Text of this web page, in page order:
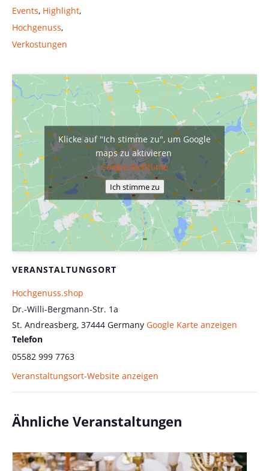
Events, Highlight,
Hochgenuss,
Verkostungen
VERANSTALTUNGSORT
Hochgenuss.shop
Dr.-Willi-Bergmann-Str. 1a
St. Andreasberg, 37444 Germany Google Karte anzeigen
Telefon
05582 999 7763
Veranstaltungsort-Website anzeigen
Klicke auf "Ich stimme zu", um Google
maps zu aktivieren
Cookie-Richtlinie
Ich stimme zu
Ähnliche Veranstaltungen